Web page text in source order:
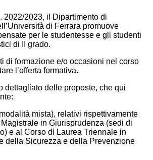
2022/2023, il Dipartimento di
di Ferrara promuove
per le studentesse e gli studenti
di II grado.
di formazione e/o occasioni nel corso
l’offerta formativa.
dettagliato delle proposte, che qui
mista), relativi rispettivamente
in Giurisprudenza (sedi di
e al Corso di Laurea Triennale in
della Sicurezza e della Prevenzione